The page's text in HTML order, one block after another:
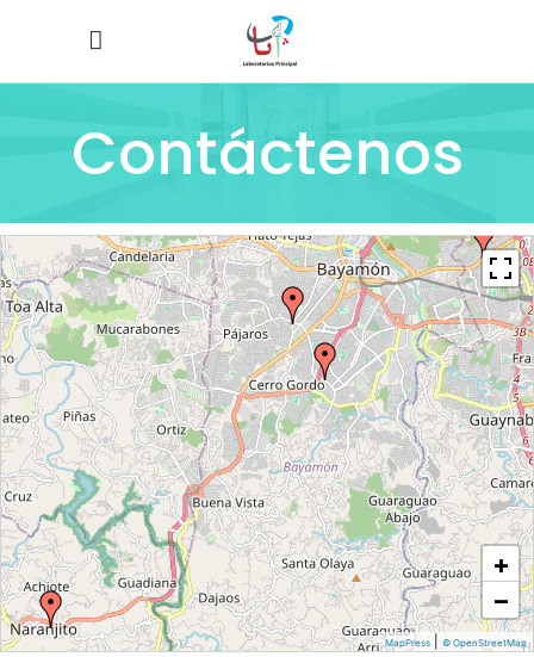
Contáctenos
+
−
MapPress © OpenStreetMap